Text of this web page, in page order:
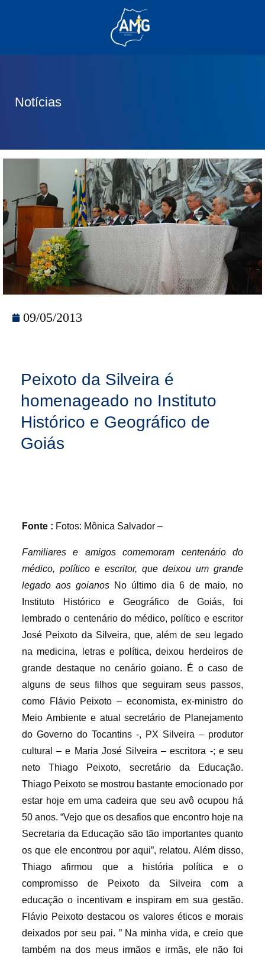
Notícias
09/05/2013
Peixoto da Silveira é
homenageado no Instituto
Histórico e Geográfico de
Goiás
Fonte : Fotos: Mônica Salvador –
Familiares e amigos comemoram centenário do
médico, político e escritor, que deixou um grande
legado aos goianos No último dia 6 de maio, no
Instituto Histórico e Geográfico de Goiás, foi
lembrado o centenário do médico, político e escritor
José Peixoto da Silveira, que, além de seu legado
na medicina, letras e política, deixou herdeiros de
grande destaque no cenário goiano. É o caso de
alguns de seus filhos que seguiram seus passos,
como Flávio Peixoto – economista, ex-ministro do
Meio Ambiente e atual secretário de Planejamento
do Governo do Tocantins -, PX Silveira – produtor
cultural – e Maria José Silveira – escritora -; e seu
neto Thiago Peixoto, secretário da Educação.
Thiago Peixoto se mostrou bastante emocionado por
estar hoje em uma cadeira que seu avô ocupou há
50 anos. “Vejo que os desafios que encontro hoje na
Secretaria da Educação são tão importantes quanto
os que ele encontrou por aqui”, relatou. Além disso,
Thiago afirmou que a história política e o
compromisso de Peixoto da Silveira com a
educação o incentivam e inspiram em sua gestão.
Flávio Peixoto destacou os valores éticos e morais
deixados por seu pai. ” Na minha vida, e creio que
também na dos meus irmãos e irmãs, ele não foi